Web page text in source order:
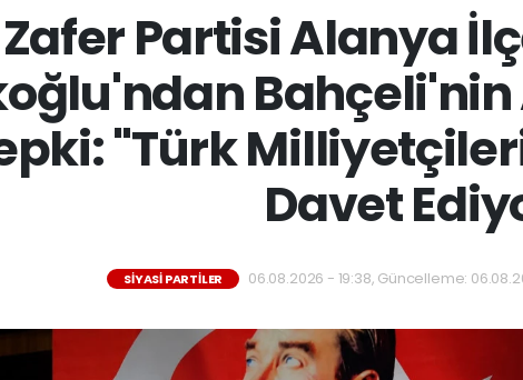
Zafer Partisi Alanya
Bahçeli'nin
"Türk
Davet
SİYASİ PARTİLER 06.08.2026 - 19:38, Güncelleme: